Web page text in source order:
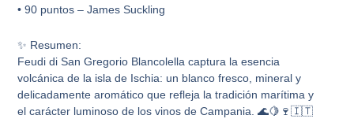
• 90 puntos – James Suckling
✨ Resumen:
Feudi di San Gregorio Blancolella captura la esencia
volcánica de la isla de Ischia: un blanco fresco, mineral y
delicadamente aromático que refleja la tradición marítima y
el carácter luminoso de los vinos de Campania. 🌊🍋🍷🇮🇹